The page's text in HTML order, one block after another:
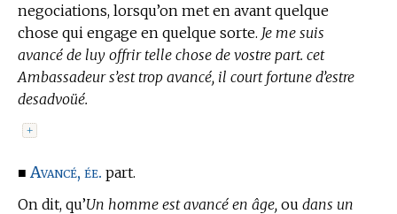
negociations, lorsqu’on met en avant quelque
chose qui engage en quelque sorte. Je me suis
avancé de luy offrir telle chose de vostre part. cet
Ambassadeur s’est trop avancé, il court fortune d’estre
desadvoüé.
+
■Avancé, ée. part.
On dit, qu’Un homme est avancé en âge, ou dans un